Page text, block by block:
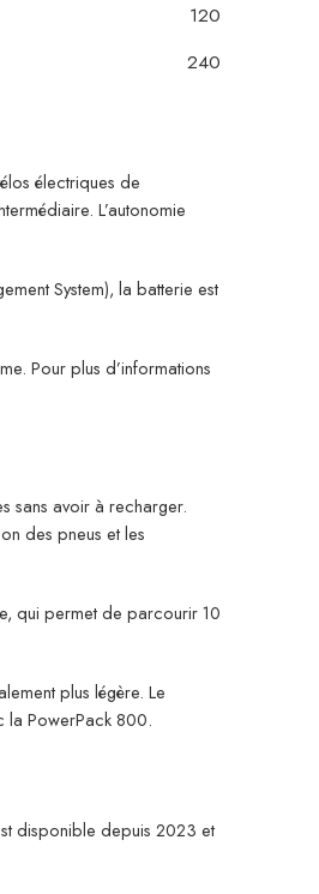
120
240
électriques de
L’autonomie
System), la batterie est
Pour plus d’informations
sans avoir à recharger.
des pneus et les
qui permet de parcourir 10
plus légère. Le
la PowerPack 800.
disponible depuis 2023 et